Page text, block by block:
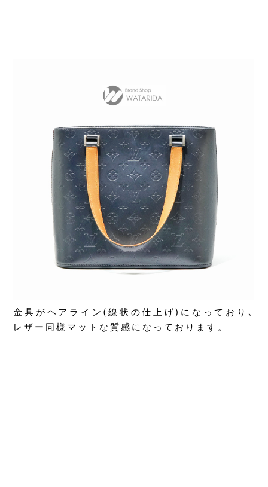
金具がヘアライン(線状の仕上げ)になっており､
レザー同様マットな質感になっております。